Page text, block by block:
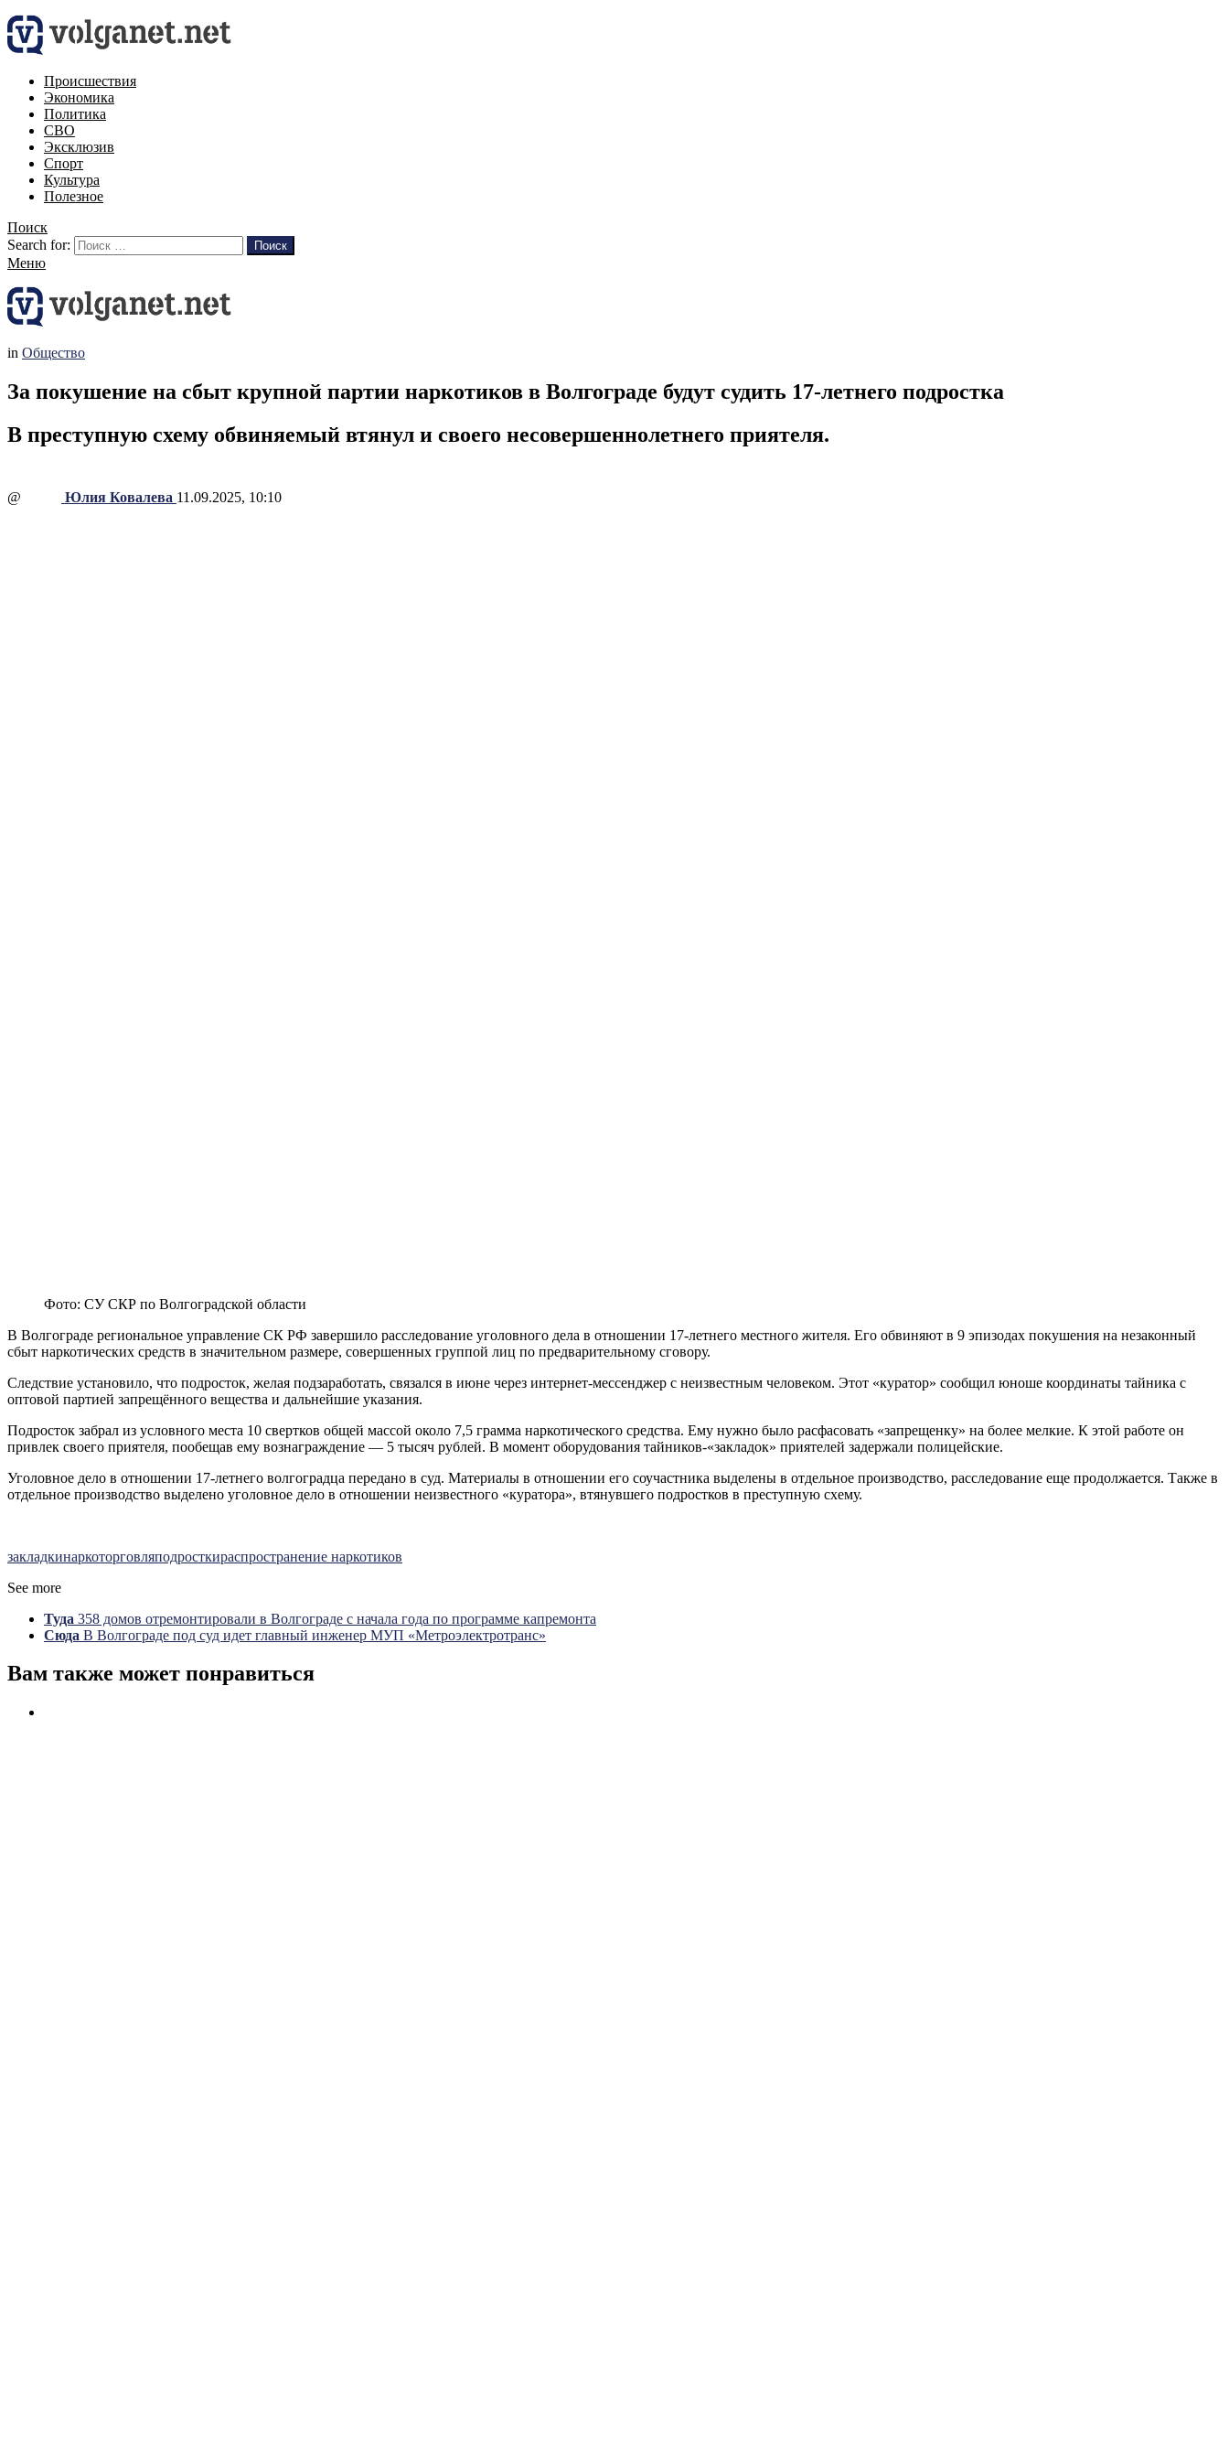
Происшествия
Экономика
Политика
СВО
Эксклюзив
Спорт
Культура
Полезное
Поиск
Search for:
Поиск
Меню
in Общество
За покушение на сбыт крупной партии наркотиков в Волгограде будут судить 17-летнего подростка
В преступную схему обвиняемый втянул и своего несовершеннолетнего приятеля.
@ Юлия Ковалева 11.09.2025, 10:10
Фото: СУ СКР по Волгоградской области
В Волгограде региональное управление СК РФ завершило расследование уголовного дела в отношении 17-летнего местного жителя. Его обвиняют в 9 эпизодах покушения на незаконный
сбыт наркотических средств в значительном размере, совершенных группой лиц по предварительному сговору.
Следствие установило, что подросток, желая подзаработать, связался в июне через интернет-мессенджер с неизвестным человеком. Этот «куратор» сообщил юноше координаты тайника с
оптовой партией запрещённого вещества и дальнейшие указания.
Подросток забрал из условного места 10 свертков общей массой около 7,5 грамма наркотического средства. Ему нужно было расфасовать «запрещенку» на более мелкие. К этой работе он
привлек своего приятеля, пообещав ему вознаграждение — 5 тысяч рублей. В момент оборудования тайников-«закладок» приятелей задержали полицейские.
Уголовное дело в отношении 17-летнего волгоградца передано в суд. Материалы в отношении его соучастника выделены в отдельное производство, расследование еще продолжается. Также в
отдельное производство выделено уголовное дело в отношении неизвестного «куратора», втянувшего подростков в преступную схему.
закладкинаркоторговляподросткираспространение наркотиков
See more
Туда 358 домов отремонтировали в Волгограде с начала года по программе капремонта
Сюда В Волгограде под суд идет главный инженер МУП «Метроэлектротранс»
Вам также может понравиться